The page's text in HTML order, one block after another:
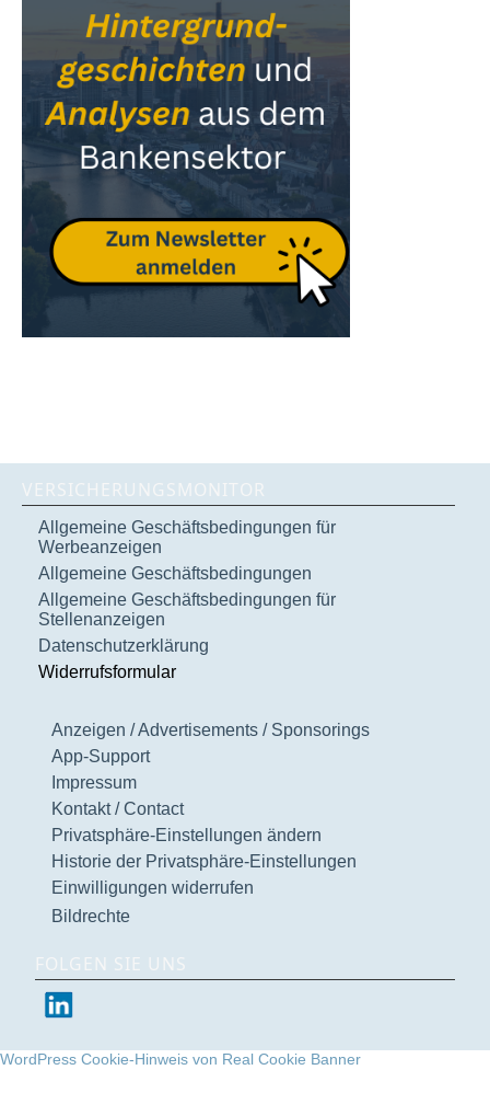
VERSICHERUNGSMONITOR
Allgemeine Geschäftsbedingungen für
Werbeanzeigen
Allgemeine Geschäftsbedingungen
Allgemeine Geschäftsbedingungen für
Stellenanzeigen
Datenschutzerklärung
Widerrufsformular
Anzeigen / Advertisements / Sponsorings
App-Support
Impressum
Kontakt / Contact
Privatsphäre-Einstellungen ändern
Historie der Privatsphäre-Einstellungen
Einwilligungen widerrufen
Bildrechte
FOLGEN SIE UNS
WordPress Cookie-Hinweis von Real Cookie Banner